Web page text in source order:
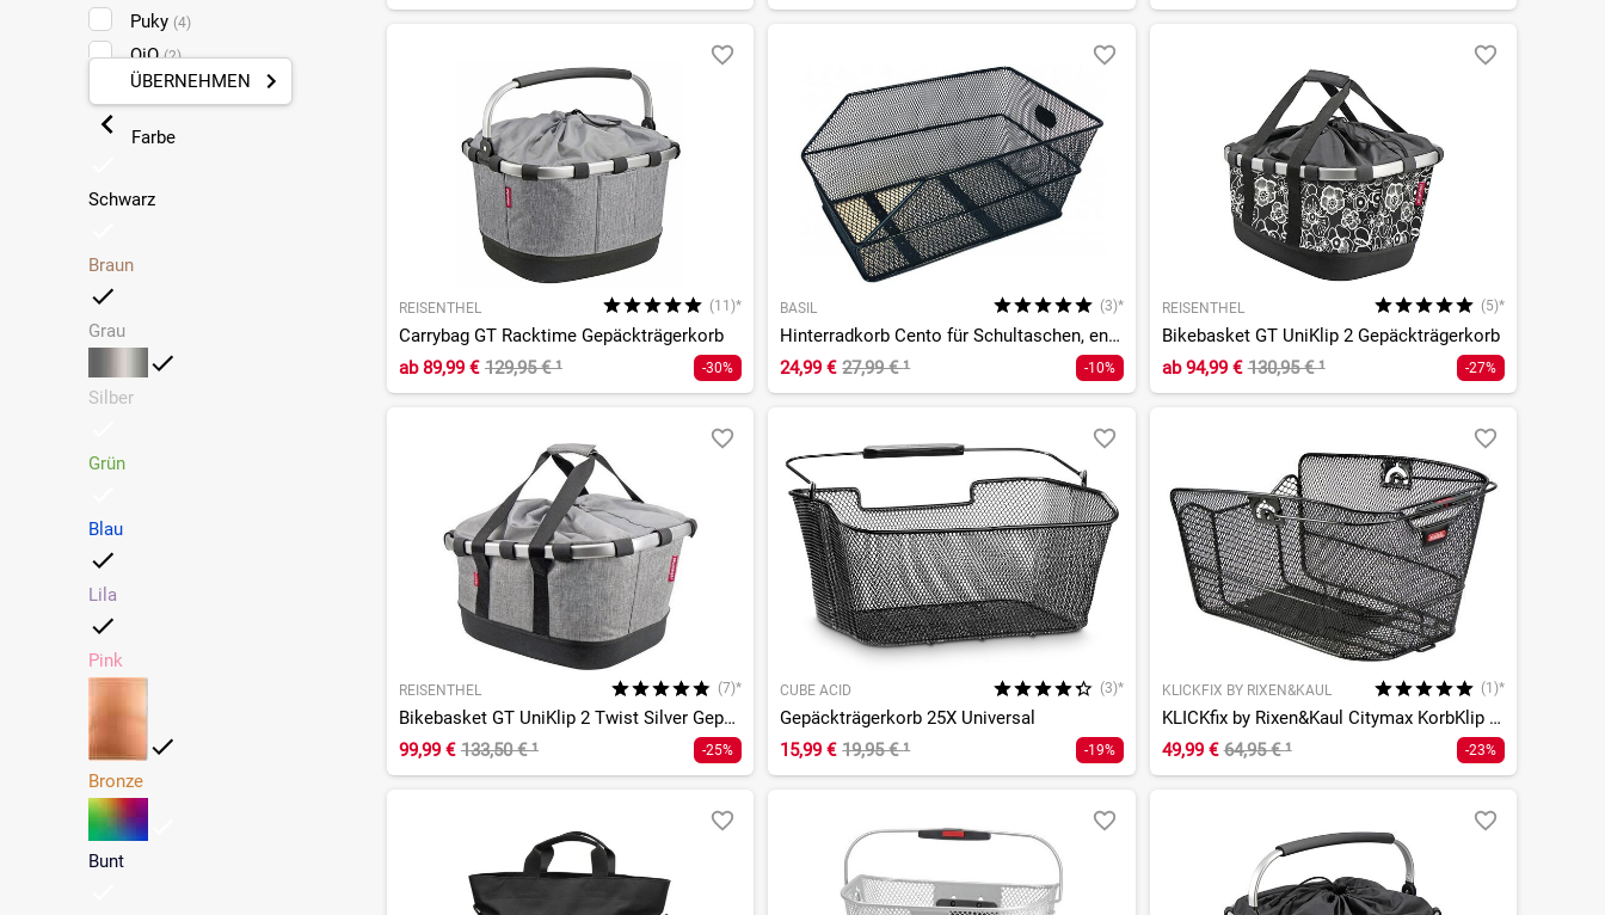
Puky (4)
QiO(2)
Racktime(5)
ÜBERNEHMEN
Farbe
Schwarz
Braun
Grau
Silber
Grün
Blau
Lila
Pink
Bronze
Bunt
REISENTHEL (11)*
Carrybag GT Racktime Gepäckträgerkorb
ab89,99 € 129,95 €¹ -30%
BASIL (3)*
Hinterradkorb Cento für Schultaschen, engmaschig
24,99 € 27,99 €¹ -10%
REISENTHEL (5)*
Bikebasket GT UniKlip 2 Gepäckträgerkorb
ab94,99 € 130,95 €¹ -27%
REISENTHEL (7)*
Bikebasket GT UniKlip 2 Twist Silver Gepäckträgerkorb
99,99 € 133,50 €¹ -25%
CUBE ACID (3)*
Gepäckträgerkorb 25X Universal
15,99 € 19,95 €¹ -19%
KLICKFIX BY RIXEN&KAUL (1)*
KLICKfix by Rixen&Kaul Citymax KorbKlip 2 Gepäckträgerkorb
49,99 € 64,95 €¹ -23%